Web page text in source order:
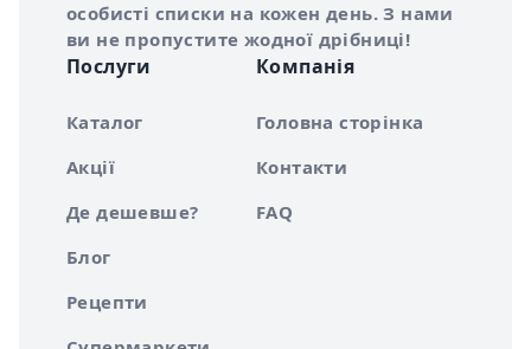
особисті списки на кожен день. З нами
ви не пропустите жодної дрібниці!
Послуги
Каталог
Акції
Де дешевше?
Блог
Рецепти
Компанія
Головна сторінка
Контакти
FAQ